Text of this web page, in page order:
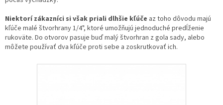
Niektorí zákazníci si však priali dlhšie kľúče az toho dôvodu majú
kľúče malé štvorhrany 1/4", ktoré umožňujú jednoduché predĺženie
rukoväte. Do otvorov pasuje buď malý štvorhran z gola sady, alebo
môžete používať dva kľúče proti sebe a zoskrutkovať ich.